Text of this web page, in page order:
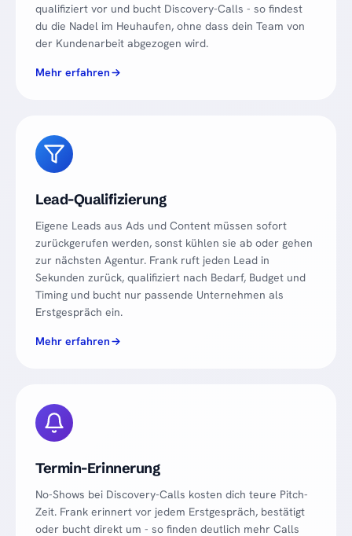
qualifiziert vor und bucht Discovery-Calls - so findest
du die Nadel im Heuhaufen, ohne dass dein Team von
der Kundenarbeit abgezogen wird.
Mehr erfahren
Lead-Qualifizierung
Eigene Leads aus Ads und Content müssen sofort
zurückgerufen werden, sonst kühlen sie ab oder gehen
zur nächsten Agentur. Frank ruft jeden Lead in
Sekunden zurück, qualifiziert nach Bedarf, Budget und
Timing und bucht nur passende Unternehmen als
Erstgespräch ein.
Mehr erfahren
Termin-Erinnerung
No-Shows bei Discovery-Calls kosten dich teure Pitch-
Zeit. Frank erinnert vor jedem Erstgespräch, bestätigt
oder bucht direkt um - so finden deutlich mehr Calls